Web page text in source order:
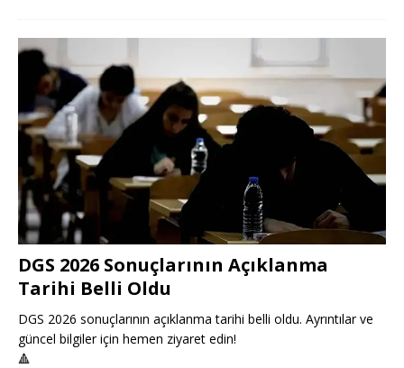
DGS 2026 Sonuçlarının Açıklanma
Tarihi Belli Oldu
DGS 2026 sonuçlarının açıklanma tarihi belli oldu. Ayrıntılar ve
güncel bilgiler için hemen ziyaret edin!
🔺